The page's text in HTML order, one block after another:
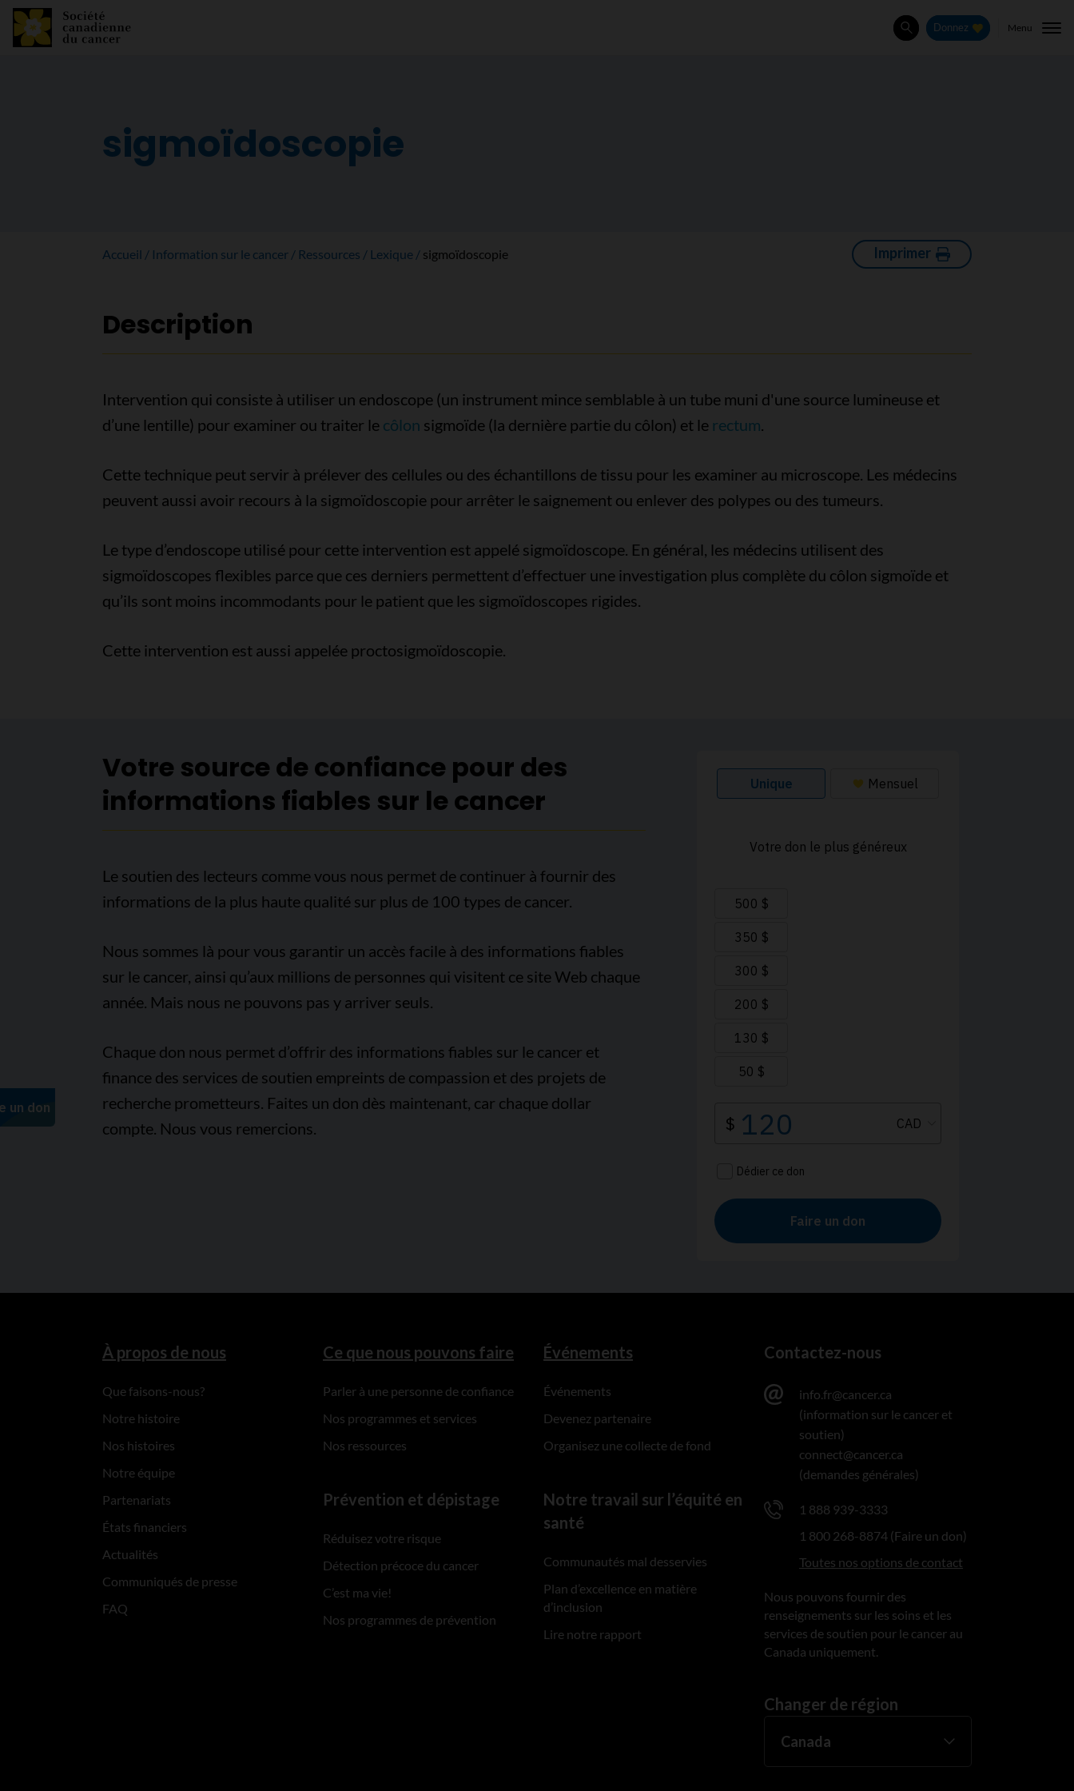
Rechercher
Donnez Menu
sigmoïdoscopie
Accueil Information sur le cancer Ressources Lexique sigmoïdoscopie Imprimer
Description
Intervention qui consiste à utiliser un endoscope (un instrument mince semblable à un tube muni d'une source lumineuse et
d’une lentille) pour examiner ou traiter le côlon sigmoïde (la dernière partie du côlon) et le rectum.
Cette technique peut servir à prélever des cellules ou des échantillons de tissu pour les examiner au microscope. Les médecins
peuvent aussi avoir recours à la sigmoïdoscopie pour arrêter le saignement ou enlever des polypes ou des tumeurs.
Le type d’endoscope utilisé pour cette intervention est appelé sigmoïdoscope. En général, les médecins utilisent des
sigmoïdoscopes flexibles parce que ces derniers permettent d’effectuer une investigation plus complète du côlon sigmoïde et
qu’ils sont moins incommodants pour le patient que les sigmoïdoscopes rigides.
Cette intervention est aussi appelée proctosigmoïdoscopie.
Votre source de confiance pour des
informations fiables sur le cancer
Le soutien des lecteurs comme vous nous permet de continuer à fournir des
informations de la plus haute qualité sur plus de 100 types de cancer.
Nous sommes là pour vous garantir un accès facile à des informations fiables
sur le cancer, ainsi qu’aux millions de personnes qui visitent ce site Web chaque
année. Mais nous ne pouvons pas y arriver seuls.
Chaque don nous permet d’offrir des informations fiables sur le cancer et
finance des services de soutien empreints de compassion et des projets de
recherche prometteurs. Faites un don dès maintenant, car chaque dollar
compte. Nous vous remercions.
À propos de nous
Que faisons-nous?
Notre histoire
Nos histoires
Notre équipe
Partenariats
États financiers
Actualités
Communiqués de presse
FAQ
Ce que nous pouvons faire
Parler à une personne de confiance
Nos programmes et services
Nos ressources
Prévention et dépistage
Réduisez votre risque
Détection précoce du cancer
C’est ma vie!
Nos programmes de prévention
Événements
Événements
Devenez partenaire
Organisez une collecte de fond
Notre travail sur l’équité en
santé
Communautés mal desservies
Plan d’excellence en matière
d’inclusion
Lire notre rapport
Contactez-nous
info.fr@cancer.ca
(information sur le cancer et
soutien)
connect@cancer.ca
(demandes générales)
1 888 939-3333
1 800 268-8874 (Faire un don)
Toutes nos options de contact
Nous pouvons fournir des
renseignements sur les soins et les
services de soutien pour le cancer au
Canada uniquement.
Changer de région